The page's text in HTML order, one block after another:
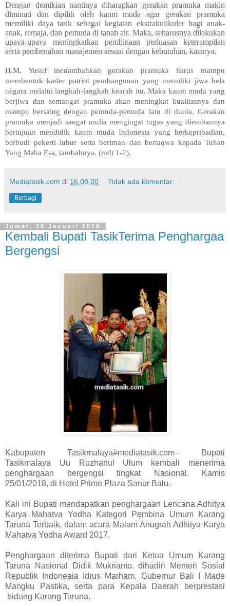
Dengan demikian nantinya diharapkan gerakan pramuka makin
diminati dan dipilih oleh kaum muda agar gerakan pramuka
memiliki daya tarik sebagai kegiatan ekstrakulikuler bagi anak-
anak, remaja, dan pemuda di tanah air. Maka, seharusnya dilakukan
upaya-upaya meningkatkan pembinaan perluasan keterampilan
serta pembenahan manajemen sesuai dengan kebutuhan, katanya.
H.M. Yusuf menambahkan gerakan pramuka harus mampu
membentuk kader patriot pembangunan yang memiliki jiwa bela
negara melalui langkah-langkah kearah itu. Maka kaum muda yang
berjiwa dan semangat pramuka akan meningkat kualitasnya dan
mampu bersaing dengan pemuda-pemuda lain di dunia. Gerakan
pramuka menjadi sangat mulia mengingat tugas yang diembannya
bertujuan mendidik kaum muda Indonesia yang berkepribadian,
berbudi pekerti luhur serta beriman dan bertaqwa kepada Tuhan
Yang Maha Esa, tambahnya. (mdt 1-2).
Mediatasik.com di 16.08.00 Tidak ada komentar:
Berbagi
Jumat, 26 Januari 2018
Kembali Bupati TasikTerima Penghargaa
Bergengsi
Kabupaten Tasikmalaya#mediatasik.com-- Bupati
Tasikmalaya Uu Ruzhanul Ulum kembali menerima
penghargaan bergengsi tingkat Nasional. Kamis
25/01/2018, di Hotel Prime Plaza Sanur Balu.
Kali ini Bupati mendapatkan penghargaan Lencana Adhitya
Karya Mahatva Yodha Kategori Pembina Umum Karang
Taruna Terbaik, dalam acara Malam Anugrah Adhitya Karya
Mahatva Yodha Award 2017.
Penghargaan diterima Bupati dari Ketua Umum Karang
Taruna Nasional Didik Mukrianto. dihadiri Menteri Sosial
Republik Indoneaia Idrus Marham, Gubernur Bali I Made
Mangku Pastika, serta para Kepala Daerah berprestasi
bidang Karang Taruna.